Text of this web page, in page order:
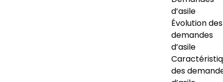
d’asile
Évolution des
demandes
d’asile
des